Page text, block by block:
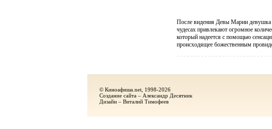
После видения Девы Марии девушка
чудесах привлекают огромное
который надеется с помощью
происходящее божественным
© Киноафиша.net, 1998-2026
Создание сайта – Александр Десятник
Дизайн – Виталий Тимофеев